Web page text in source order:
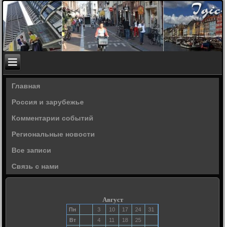
Главная
Россия и зарубежье
Комментарии событий
Региональные новости
Все записи
Связь с нами
Август
Пн 3 10 17 24
31
Вт
4 11 18
25